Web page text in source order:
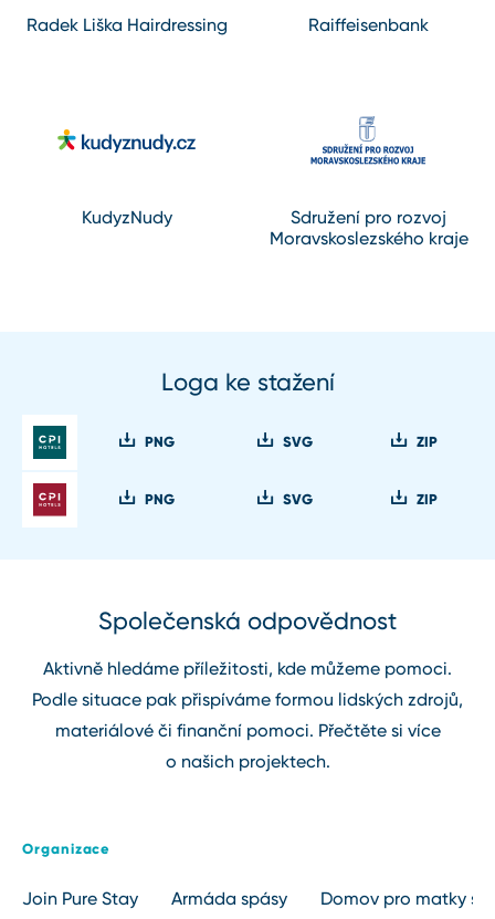
Radek Liška Hairdressing Raiffeisenbank
KudyzNudy
Sdružení pro rozvoj
Moravskoslezského kraje
Loga ke stažení
PNG SVG ZIP
PNG SVG ZIP
Společenská odpovědnost
Aktivně hledáme příležitosti, kde můžeme pomoci.
Podle situace pak přispíváme formou lidských zdrojů,
materiálové či finanční pomoci. Přečtěte si více
o našich projektech.
Organizace
Join Pure Stay Armáda spásy Domov pro matky s